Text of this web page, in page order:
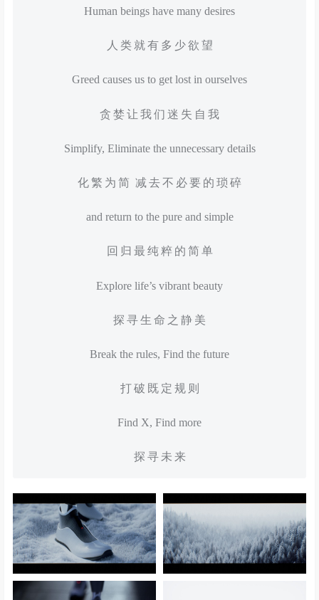
Human beings have many desires
人 类 就 有 多 少 欲 望
Greed causes us to get lost in ourselves
贪 婪 让 我 们 迷 失 自 我
Simplify, Eliminate the unnecessary details
化 繁 为 简 减 去 不 必 要 的 琐 碎
and return to the pure and simple
回 归 最 纯 粹 的 简 单
Explore life’s vibrant beauty
探 寻 生 命 之 静 美
Break the rules, Find the future
打 破 既 定 规 则
Find X, Find more
探 寻 未 来